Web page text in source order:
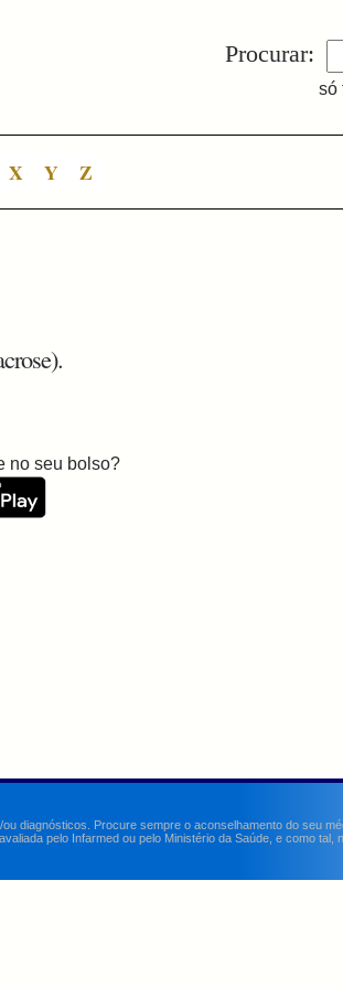
Procurar:
só
X Y Z
no seu bolso?
diagnósticos. Procure sempre o aconselhamento do seu
pelo Infarmed ou pelo Ministério da Saúde, e como tal,